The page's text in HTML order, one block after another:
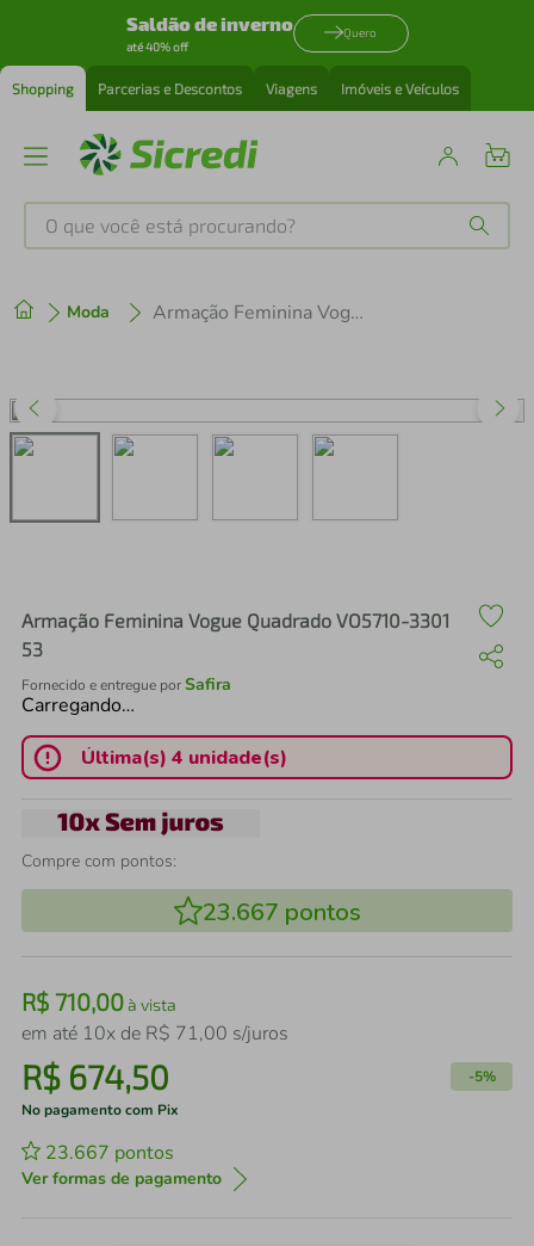
Saldão de inverno
até 40% off
Quero
Shopping Parcerias e Descontos Viagens Imóveis e Veículos
O que você está procurando?
Moda Armação Feminina Vogue Quadrado VO5710-3301 53
Armação Feminina Vogue Quadrado VO5710-3301
53
Fornecido e entregue porSafira
Carregando…
Última(s) 4 unidade(s)
Compre com pontos:
23.667 pontos
R$ 710,00à vista
em até 10x de R$ 71,00 s/juros
R$ 674,50 -5%
No pagamento com Pix
23.667 pontos
Ver formas de pagamento
2º cafeteira